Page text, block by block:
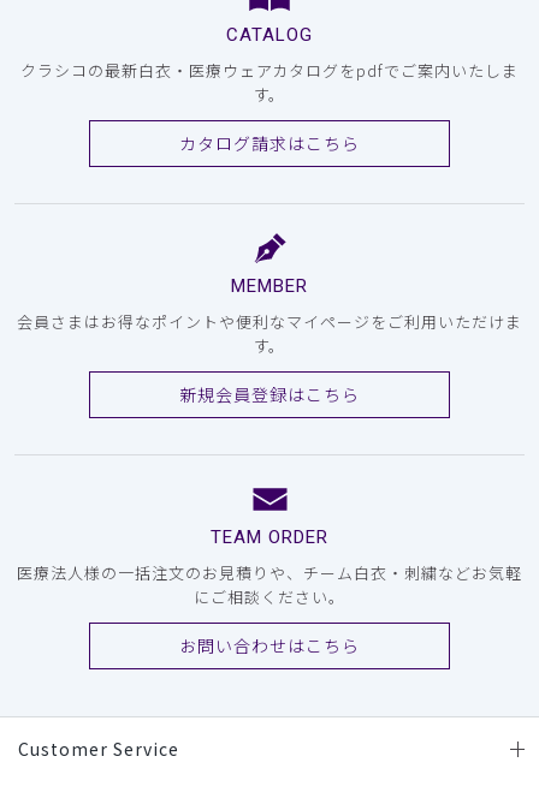
CATALOG
クラシコの最新白衣・医療ウェアカタログをpdfでご案内いたしま
す。
カタログ請求はこちら
MEMBER
会員さまはお得なポイントや便利なマイページをご利用いただけま
す。
新規会員登録はこちら
TEAM ORDER
医療法人様の一括注文のお見積りや、チーム白衣・刺繍などお気軽
にご相談ください。
お問い合わせはこちら
Customer Service